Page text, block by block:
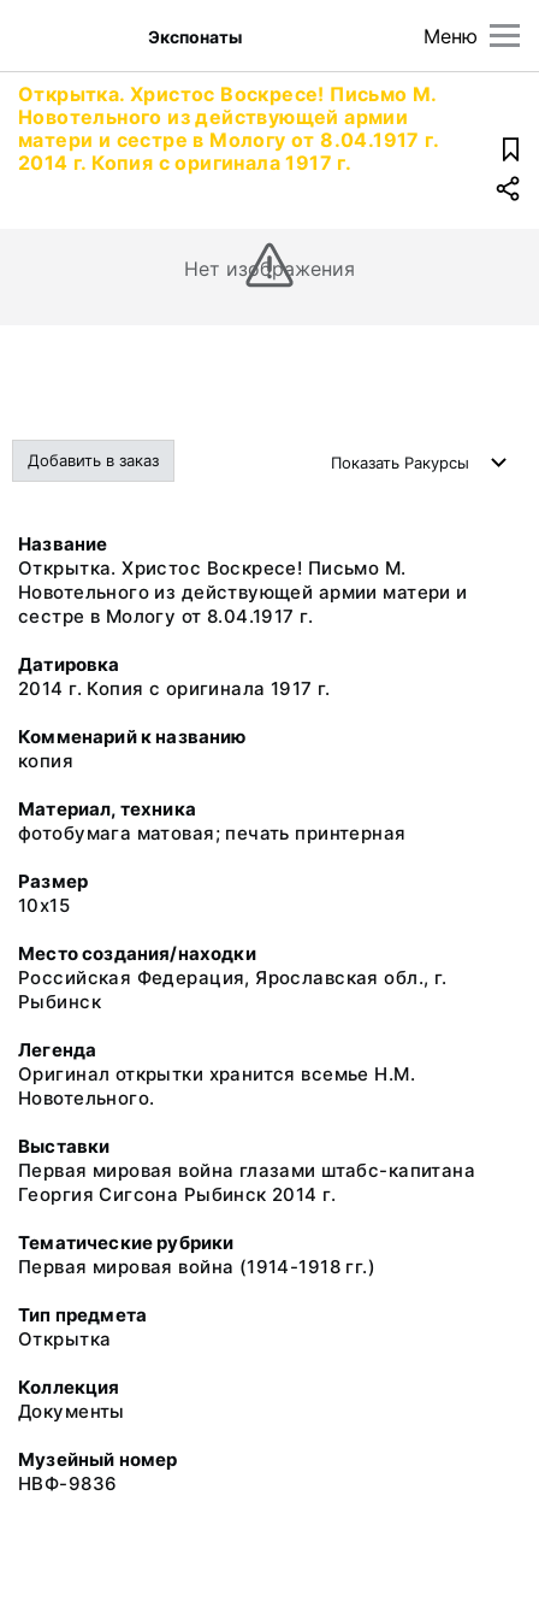
Меню
Экспонаты
Открытка. Христос Воскресе! Письмо М.
Новотельного из действующей армии
матери и сестре в Мологу от 8.04.1917 г.
2014 г. Копия с оригинала 1917 г.
Нет изображения
Добавить в заказ Показать Ракурсы
Название
Открытка. Христос Воскресе! Письмо М.
Новотельного из действующей армии матери и
сестре в Мологу от 8.04.1917 г.
Датировка
2014 г. Копия с оригинала 1917 г.
Комменарий к названию
копия
Материал, техника
фотобумага матовая; печать принтерная
Размер
10х15
Место создания/находки
Российская Федерация, Ярославская обл., г.
Рыбинск
Легенда
Оригинал открытки хранится всемье Н.М.
Новотельного.
Выставки
Первая мировая война глазами штабс-капитана
Георгия Сигсона Рыбинск 2014 г.
Тематические рубрики
Первая мировая война (1914-1918 гг.)
Тип предмета
Открытка
Коллекция
Документы
Музейный номер
НВФ-9836